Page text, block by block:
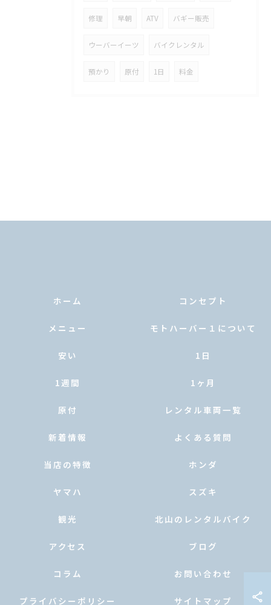
修理 早朝 ATV バギー販売
ウーバーイーツ バイクレンタル
預かり 原付 1日 料金
ホーム コンセプト
メニュー モトハーバー１について
安い 1日
1週間 1ヶ月
原付 レンタル車両一覧
新着情報 よくある質問
当店の特徴 ホンダ
ヤマハ スズキ
観光 北山のレンタルバイク
アクセス ブログ
コラム お問い合わせ
プライバシーポリシー サイトマップ